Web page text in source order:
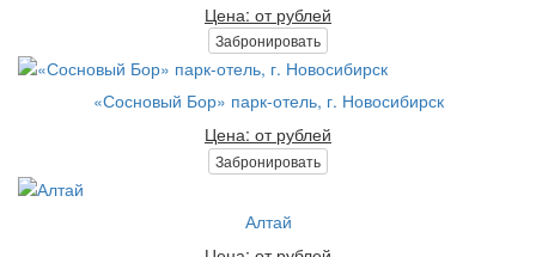
Цена: от рублей
Забронировать
«Сосновый Бор» парк-отель, г. Новосибирск
Цена: от рублей
Забронировать
Алтай